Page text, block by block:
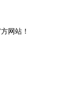
网站！